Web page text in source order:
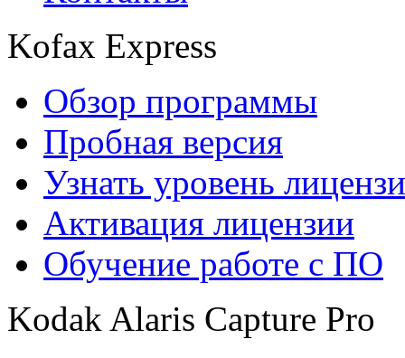
Kofax Express
Обзор программы
Пробная версия
Узнать уровень
Активация лицензии
Обучение работе с ПО
Kodak Alaris Capture Pro